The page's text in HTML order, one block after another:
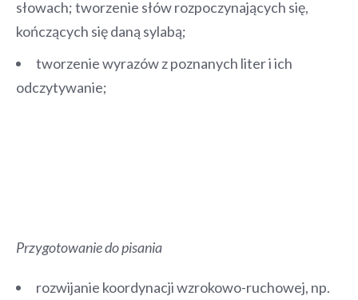
słowach; tworzenie słów rozpoczynających się,
kończących się daną sylabą;
tworzenie wyrazów z poznanych liter i ich
odczytywanie;
Przygotowanie do pisania
rozwijanie koordynacji wzrokowo-ruchowej, np.